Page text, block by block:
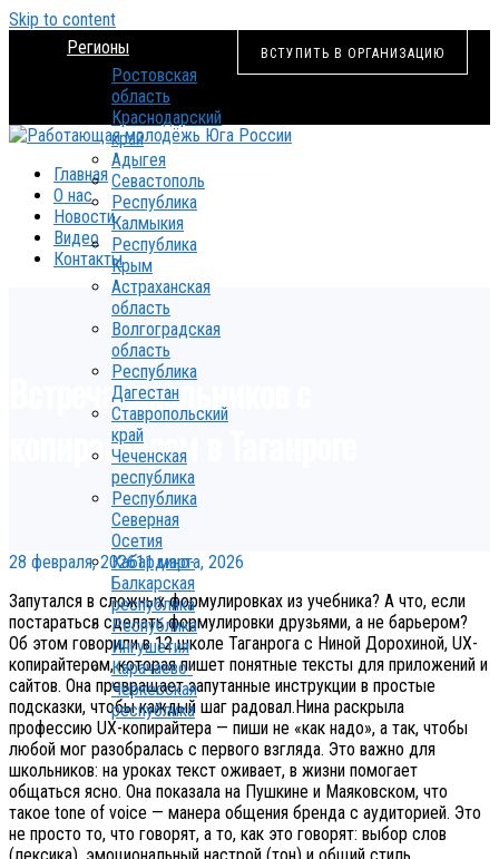
Skip to content
ВСТУПИТЬ В ОРГАНИЗАЦИЮ
Регионы
Ростовская
область
Краснодарский
край
Адыгея
Севастополь
Республика
Калмыкия
Республика
Крым
Астраханская
область
Волгоградская
область
Республика
Дагестан
Ставропольский
край
Чеченская
республика
Республика
Северная
Осетия
Кабардино-
Балкарская
республика
Республика
Ингушетия
Карачаево-
Черкесская
республика
Главная
О нас
Новости
Видео
Контакты
Встреча школьников с
копирайтером в Таганроге
28 февраля, 202611 марта, 2026
Запутался в сложных формулировках из учебника? А что, если
постараться сделать формулировки друзьями, а не барьером?
Об этом говорили в 12 школе Таганрога с Ниной Дорохиной, UX-
копирайтером, которая пишет понятные тексты для приложений и
сайтов. Она превращает запутанные инструкции в простые
подсказки, чтобы каждый шаг радовал.Нина раскрыла
профессию UX-копирайтера — пиши не «как надо», а так, чтобы
любой мог разобралась с первого взгляда. Это важно для
школьников: на уроках текст оживает, в жизни помогает
общаться ясно. Она показала на Пушкине и Маяковском, что
такое tone of voice — манера общения бренда с аудиторией. Это
не просто то, что говорят, а то, как это говорят: выбор слов